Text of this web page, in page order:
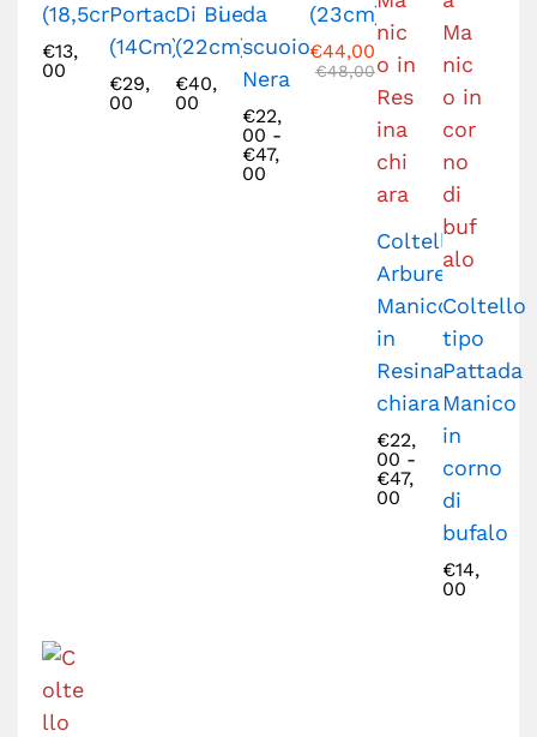
(18,5cm)
€13,
00
Portachiavi
(14Cm)
€29,
00
Di Bue
(22cm)
€40,
00
da
scuoio
Nera
€22,
00 -
€47,
00
(23cm)
€44,00
€48,00
Coltello
Arburesa
Manico
in
Resina
chiara
€22,
00 -
€47,
00
Coltello
tipo
Pattada
Manico
in
corno
di
bufalo
€14,
00